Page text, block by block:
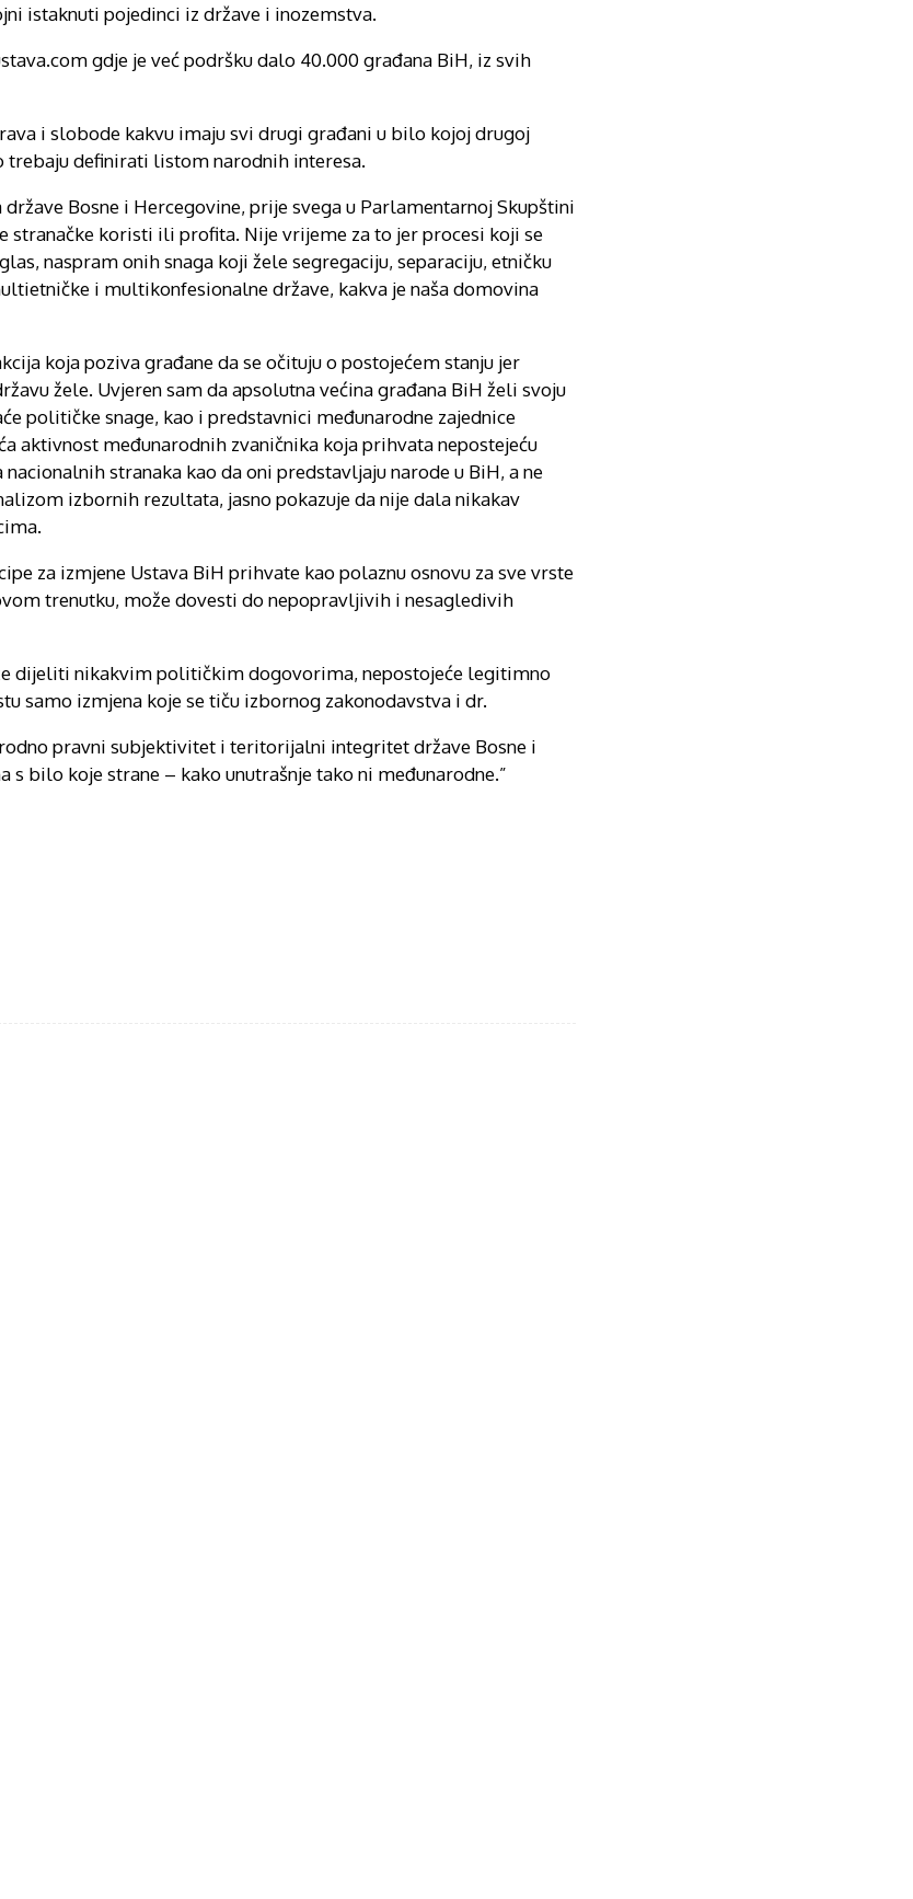
istaknuti pojedinci iz države i inozemstva.
gdje je već podršku dalo 40.000 građana BiH, iz svih
i slobode kakvu imaju svi drugi građani u bilo kojoj drugoj
trebaju definirati listom narodnih interesa.
Bosne i Hercegovine, prije svega u Parlamentarnoj Skupštini
stranačke koristi ili profita. Nije vrijeme za to jer procesi koji se
naspram onih snaga koji žele segregaciju, separaciju, etničku
i multikonfesionalne države, kakva je naša domovina
koja poziva građane da se očituju o postojećem stanju jer
žele. Uvjeren sam da apsolutna većina građana BiH želi svoju
političke snage, kao i predstavnici međunarodne zajednice
aktivnost međunarodnih zvaničnika koja prihvata nepostejeću
stranaka kao da oni predstavljaju narode u BiH, a ne
izbornih rezultata, jasno pokazuje da nije dala nikakav
za izmjene Ustava BiH prihvate kao polaznu osnovu za sve vrste
trenutku, može dovesti do nepopravljivih i nesagledivih
dijeliti nikakvim političkim dogovorima, nepostojeće legitimno
samo izmjena koje se tiču izbornog zakonodavstva i dr.
pravni subjektivitet i teritorijalni integritet države Bosne i
bilo koje strane – kako unutrašnje tako ni međunarodne.”